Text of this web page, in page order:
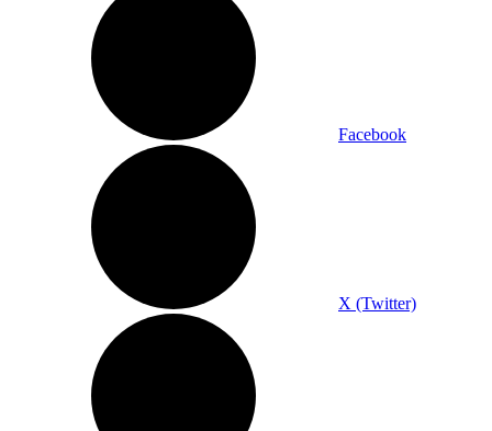
Facebook
X (Twitter)